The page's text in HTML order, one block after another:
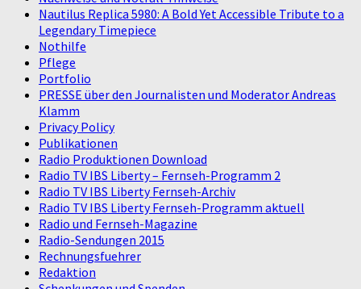
Nautilus Replica 5980: A Bold Yet Accessible Tribute to a
Legendary Timepiece
Nothilfe
Pflege
Portfolio
PRESSE über den Journalisten und Moderator Andreas
Klamm
Privacy Policy
Publikationen
Radio Produktionen Download
Radio TV IBS Liberty – Fernseh-Programm 2
Radio TV IBS Liberty Fernseh-Archiv
Radio TV IBS Liberty Fernseh-Programm aktuell
Radio und Fernseh-Magazine
Radio-Sendungen 2015
Rechnungsfuehrer
Redaktion